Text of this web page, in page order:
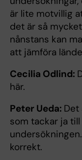
är lite motvillig
det är så
nånstans kan
att jämföra
Cecilia Odlind:
här.
Peter Ueda: Det
som tackar ja
korrekt.